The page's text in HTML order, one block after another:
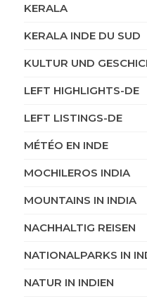
KERALA
KERALA INDE DU SUD
KULTUR UND
LEFT HIGHLIGHTS-DE
LEFT LISTINGS-DE
MÉTÉO EN INDE
MOCHILEROS INDIA
MOUNTAINS IN INDIA
NACHHALTIG REISEN
NATIONALPARKS IN
NATUR IN INDIEN